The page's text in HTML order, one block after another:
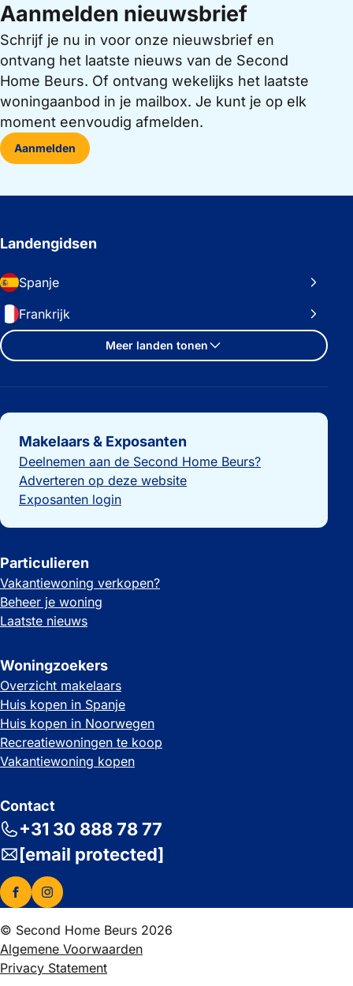
Aanmelden nieuwsbrief
Schrijf je nu in voor onze nieuwsbrief en
ontvang het laatste nieuws van de Second
Home Beurs. Of ontvang wekelijks het laatste
woningaanbod in je mailbox. Je kunt je op elk
moment eenvoudig afmelden.
Aanmelden
Landengidsen
Spanje
Frankrijk
Meer landen tonen
Belangrijke links
Makelaars & Exposanten
Deelnemen aan de Second Home Beurs?
Adverteren op deze website
Exposanten login
Particulieren
Vakantiewoning verkopen?
Beheer je woning
Laatste nieuws
Woningzoekers
Overzicht makelaars
Huis kopen in Spanje
Huis kopen in Noorwegen
Recreatiewoningen te koop
Vakantiewoning kopen
Contact
+31 30 888 78 77
[email protected]
© Second Home Beurs 2026
Algemene Voorwaarden
Privacy Statement